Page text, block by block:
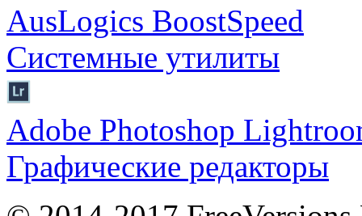
AusLogics BoostSpeed
Системные утилиты
Adobe Photoshop
Графические редакторы